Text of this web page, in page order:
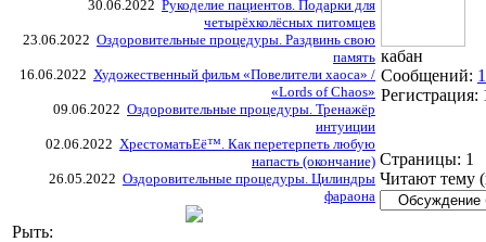
30.06.2022 Рукоделие пациентов. Подарки для
четырёхколёсных питомцев
23.06.2022 Оздоровительные процедуры. Раздвинь свою
память
16.06.2022 Художественный фильм «Повелители хаоса» /
«Lords of Chaos»
09.06.2022 Оздоровительные процедуры. Тренажёр
интуиции
02.06.2022 ХрестоматьЕё™. Как перетерпеть любую
напасть (окончание)
26.05.2022 Оздоровительные процедуры. Цилиндры
фараона
Рыть:
кабан
Сообщений:
Регистрация:
Страницы: 1
Читают тему